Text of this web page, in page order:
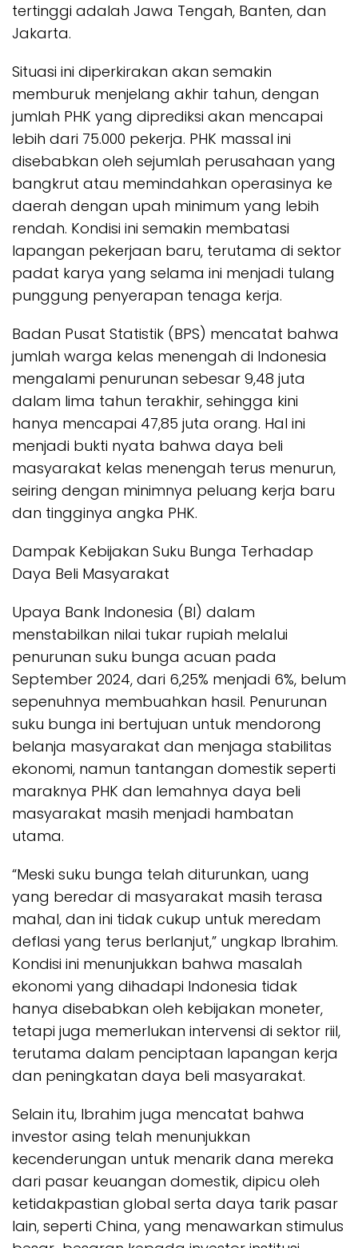
tertinggi adalah Jawa Tengah, Banten, dan
Jakarta.
Situasi ini diperkirakan akan semakin
memburuk menjelang akhir tahun, dengan
jumlah PHK yang diprediksi akan mencapai
lebih dari 75.000 pekerja. PHK massal ini
disebabkan oleh sejumlah perusahaan yang
bangkrut atau memindahkan operasinya ke
daerah dengan upah minimum yang lebih
rendah. Kondisi ini semakin membatasi
lapangan pekerjaan baru, terutama di sektor
padat karya yang selama ini menjadi tulang
punggung penyerapan tenaga kerja.
Badan Pusat Statistik (BPS) mencatat bahwa
jumlah warga kelas menengah di Indonesia
mengalami penurunan sebesar 9,48 juta
dalam lima tahun terakhir, sehingga kini
hanya mencapai 47,85 juta orang. Hal ini
menjadi bukti nyata bahwa daya beli
masyarakat kelas menengah terus menurun,
seiring dengan minimnya peluang kerja baru
dan tingginya angka PHK.
Dampak Kebijakan Suku Bunga Terhadap
Daya Beli Masyarakat
Upaya Bank Indonesia (BI) dalam
menstabilkan nilai tukar rupiah melalui
penurunan suku bunga acuan pada
September 2024, dari 6,25% menjadi 6%, belum
sepenuhnya membuahkan hasil. Penurunan
suku bunga ini bertujuan untuk mendorong
belanja masyarakat dan menjaga stabilitas
ekonomi, namun tantangan domestik seperti
maraknya PHK dan lemahnya daya beli
masyarakat masih menjadi hambatan
utama.
“Meski suku bunga telah diturunkan, uang
yang beredar di masyarakat masih terasa
mahal, dan ini tidak cukup untuk meredam
deflasi yang terus berlanjut,” ungkap Ibrahim.
Kondisi ini menunjukkan bahwa masalah
ekonomi yang dihadapi Indonesia tidak
hanya disebabkan oleh kebijakan moneter,
tetapi juga memerlukan intervensi di sektor riil,
terutama dalam penciptaan lapangan kerja
dan peningkatan daya beli masyarakat.
Selain itu, Ibrahim juga mencatat bahwa
investor asing telah menunjukkan
kecenderungan untuk menarik dana mereka
dari pasar keuangan domestik, dipicu oleh
ketidakpastian global serta daya tarik pasar
lain, seperti China, yang menawarkan stimulus